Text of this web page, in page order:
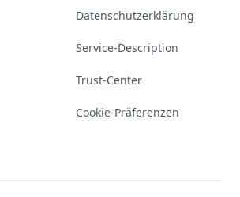
Datenschutzerklärung
Service-Description
Trust-Center
Cookie-Präferenzen